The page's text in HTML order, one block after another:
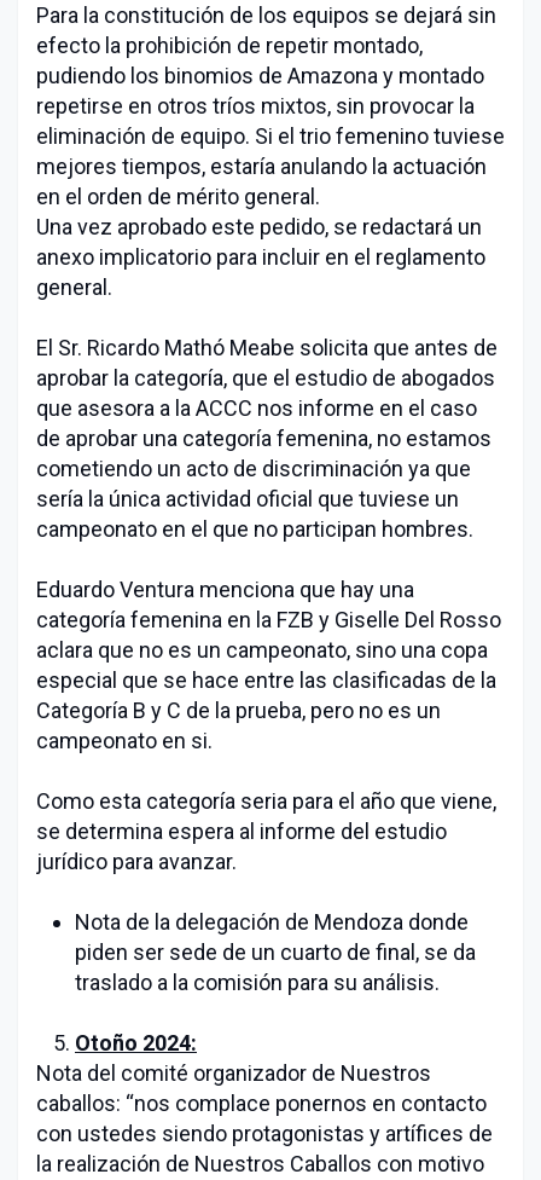
Para la constitución de los equipos se dejará sin
efecto la prohibición de repetir montado,
pudiendo los binomios de Amazona y montado
repetirse en otros tríos mixtos, sin provocar la
eliminación de equipo. Si el trio femenino tuviese
mejores tiempos, estaría anulando la actuación
en el orden de mérito general.
Una vez aprobado este pedido, se redactará un
anexo implicatorio para incluir en el reglamento
general.
El Sr. Ricardo Mathó Meabe solicita que antes de
aprobar la categoría, que el estudio de abogados
que asesora a la ACCC nos informe en el caso
de aprobar una categoría femenina, no estamos
cometiendo un acto de discriminación ya que
sería la única actividad oficial que tuviese un
campeonato en el que no participan hombres.
Eduardo Ventura menciona que hay una
categoría femenina en la FZB y Giselle Del Rosso
aclara que no es un campeonato, sino una copa
especial que se hace entre las clasificadas de la
Categoría B y C de la prueba, pero no es un
campeonato en si.
Como esta categoría seria para el año que viene,
se determina espera al informe del estudio
jurídico para avanzar.
Nota de la delegación de Mendoza donde
piden ser sede de un cuarto de final, se da
traslado a la comisión para su análisis.
Otoño 2024:
Nota del comité organizador de Nuestros
caballos: “nos complace ponernos en contacto
con ustedes siendo protagonistas y artífices de
la realización de Nuestros Caballos con motivo